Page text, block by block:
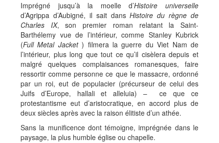
Imprégné jusqu’à la moelle d’Histoire universelle
d’Agrippa d’Aubigné, il sait dansHistoire du règne de
Charles IX, son premier roman relatant la Saint-
Barthélemy vue de l’intérieur, comme Stanley Kubrick
(Full Metal Jacket) filmera la guerre du Viet Nam de
l’intérieur, plus long que tout ce qu’il cisèlera depuis et
malgré quelques complaisances romanesques, faire
ressortir comme personne ce que le massacre, ordonné
par un roi, eut de populacier (précurseur de celui des
Juifs d’Europe, hallali et alleluia) – ce que ce
protestantisme eut d’aristocratique, en accord plus de
deux siècles après avec la raison élitiste d’un athée.
Sans la munificence dont témoigne, imprégnée dans le
paysage, la plus humble église ou chapelle.